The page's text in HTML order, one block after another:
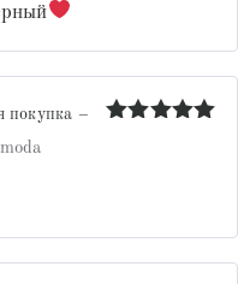
покупка –